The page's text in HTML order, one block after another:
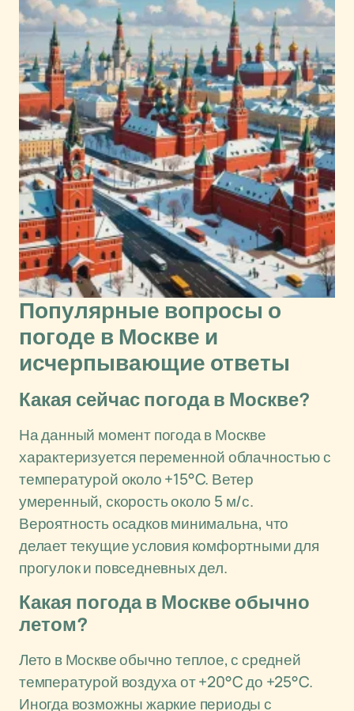
Популярные вопросы о
погоде в Москве и
исчерпывающие ответы
Какая сейчас погода в Москве?
На данный момент погода в Москве
характеризуется переменной облачностью с
температурой около +15°C. Ветер
умеренный, скорость около 5 м/с.
Вероятность осадков минимальна, что
делает текущие условия комфортными для
прогулок и повседневных дел.
Какая погода в Москве обычно
летом?
Лето в Москве обычно теплое, с средней
температурой воздуха от +20°C до +25°C.
Иногда возможны жаркие периоды с